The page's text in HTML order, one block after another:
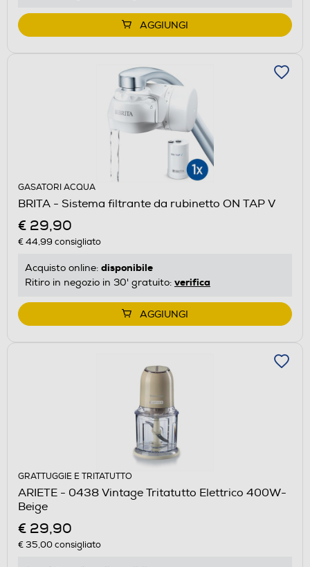
AGGIUNGI
GASATORI ACQUA
BRITA - Sistema filtrante da rubinetto ON TAP V
€ 29,90
€ 44,99 consigliato
Acquisto online: disponibile
Ritiro in negozio in 30' gratuito: verifica
AGGIUNGI
GRATTUGGIE E TRITATUTTO
ARIETE - 0438 Vintage Tritatutto Elettrico 400W-
Beige
€ 29,90
€ 35,00consigliato